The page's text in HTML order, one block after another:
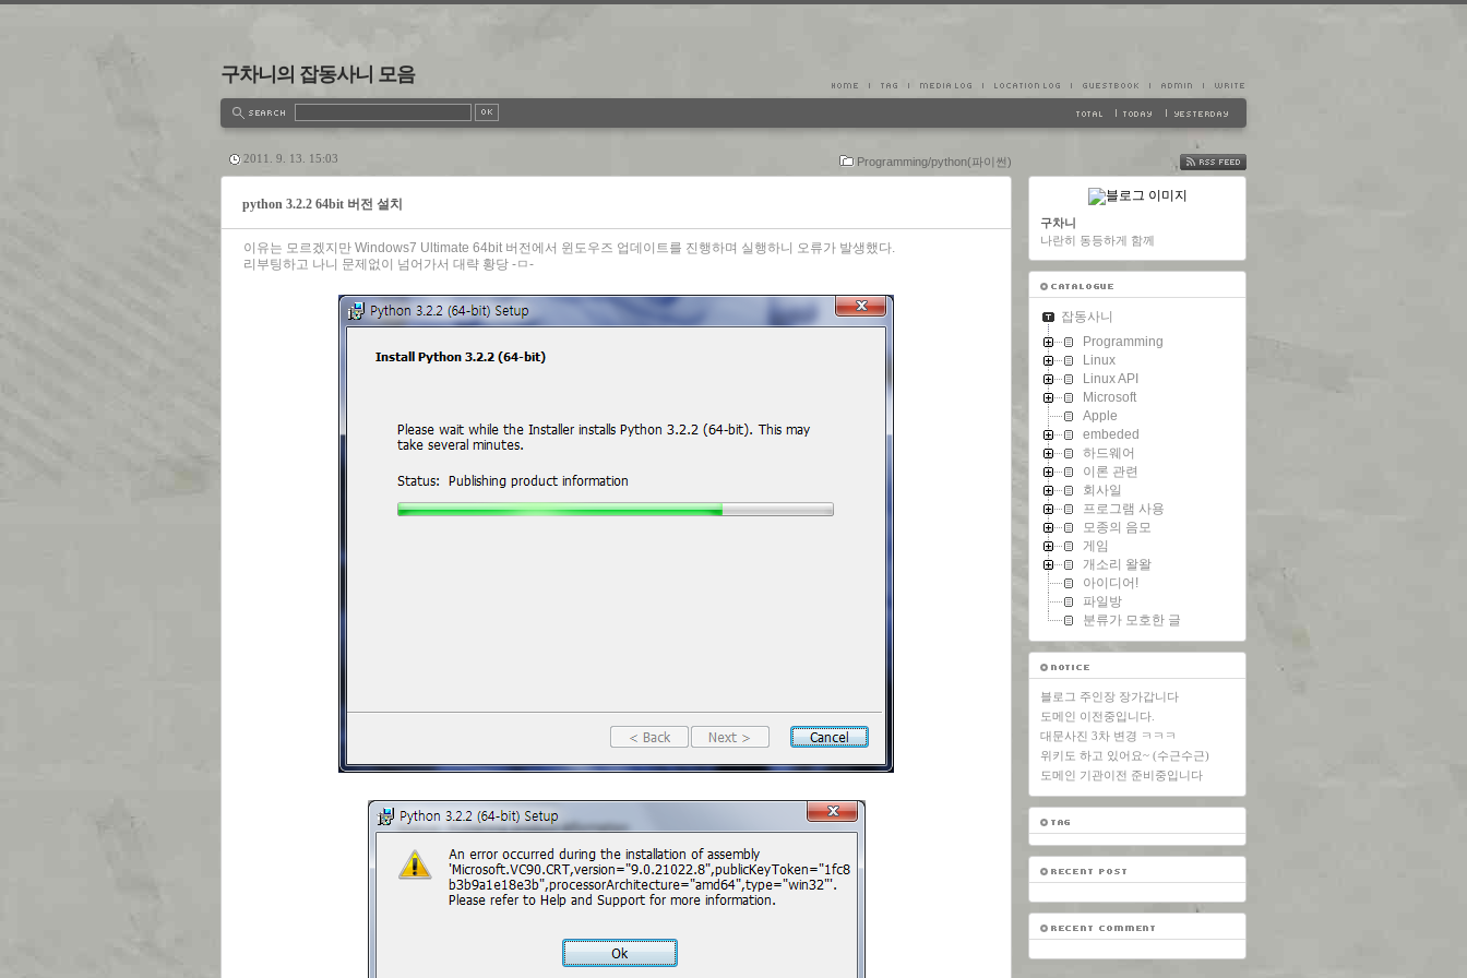
구차니의 잡동사니 모음
Programming/python(파이썬)
2011. 9. 13. 15:03
python 3.2.2 64bit 버전 설치
이유는 모르겠지만 Windows7 Ultimate 64bit 버전에서 윈도우즈 업데이트를 진행하며 실행하니 오류가 발생했다.
리부팅하고 나니 문제없이 넘어가서 대략 황당 -ㅁ-
FEED
구차니
나란히 동등하게 함께
잡동사니
Programming
Linux
Linux API
Microsoft
Apple
embeded
하드웨어
이론 관련
회사일
프로그램 사용
모종의 음모
게임
개소리 왈왈
아이디어!
파일방
분류가 모호한 글
블로그 주인장 장가갑니다
도메인 이전중입니다.
대문사진 3차 변경 ㅋㅋㅋ
위키도 하고 있어요~ (수근수근)
도메인 기관이전 준비중입니다